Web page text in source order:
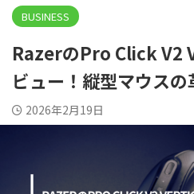
BUSINESS
RazerのPro Click
ビュー！縦型マウスの
2026年2月19日